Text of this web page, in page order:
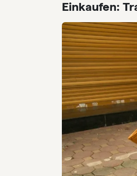
Einkaufen: